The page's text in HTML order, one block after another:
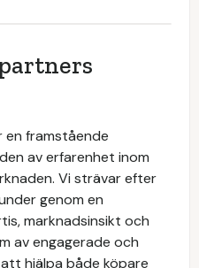
en framstående
av erfarenhet inom
Vi strävar efter
genom en
marknadsinsikt och
av engagerade och
hjälpa både köpare